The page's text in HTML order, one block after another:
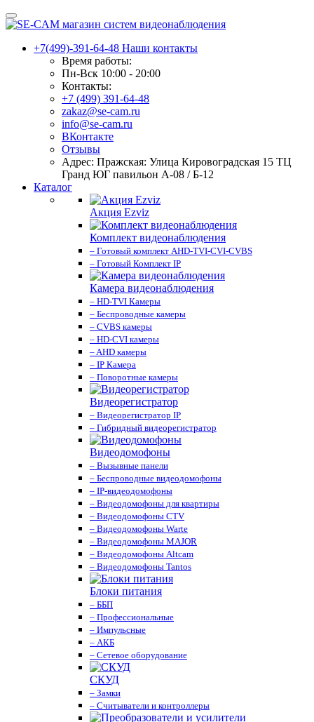
+7(499)-391-64-48 Наши контакты
Время работы:
Пн-Вск 10:00 - 20:00
Контакты:
+7 (499) 391-64-48
zakaz@se-cam.ru
info@se-cam.ru
ВКонтакте
Отзывы
Адрес: Пражская: Улица Кировоградская 15 ТЦ
Гранд ЮГ павильон А-08 / Б-12
Каталог
Акция Ezviz
Комплект видеонаблюдения
– Готовый комплект AHD-TVI-CVI-CVBS
– Готовый Комплект IP
Камера видеонаблюдения
– HD-TVI Камеры
– Беспроводные камеры
– CVBS камеры
– HD-CVI камеры
– AHD камеры
– IP Камера
– Поворотные камеры
Видеорегистратор
– Видеорегистратор IP
– Гибридный видеорегистратор
Видеодомофоны
– Вызывные панели
– Беспроводные видеодомофоны
– IP-видеодомофоны
– Видеодомофоны для квартиры
– Видеодомофоны CTV
– Видеодомофоны Warte
– Видеодомофоны MAJOR
– Видеодомофоны Altcam
– Видеодомофоны Tantos
Блоки питания
– ББП
– Профессиональные
– Импульсные
– АКБ
– Сетевое оборудование
СКУД
– Замки
– Считыватели и контроллеры